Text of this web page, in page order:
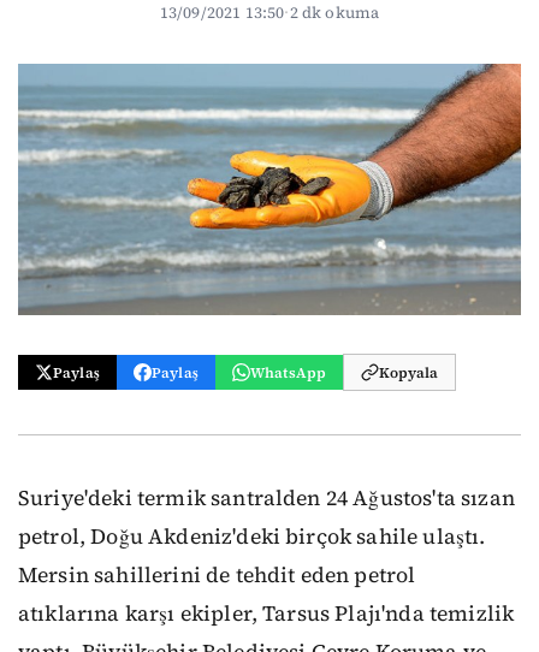
13/09/2021 13:50·2 dk okuma
Paylaş Paylaş WhatsApp Kopyala
Suriye'deki termik santralden 24 Ağustos'ta sızan
petrol, Doğu Akdeniz'deki birçok sahile ulaştı.
Mersin sahillerini de tehdit eden petrol
atıklarına karşı ekipler, Tarsus Plajı'nda temizlik